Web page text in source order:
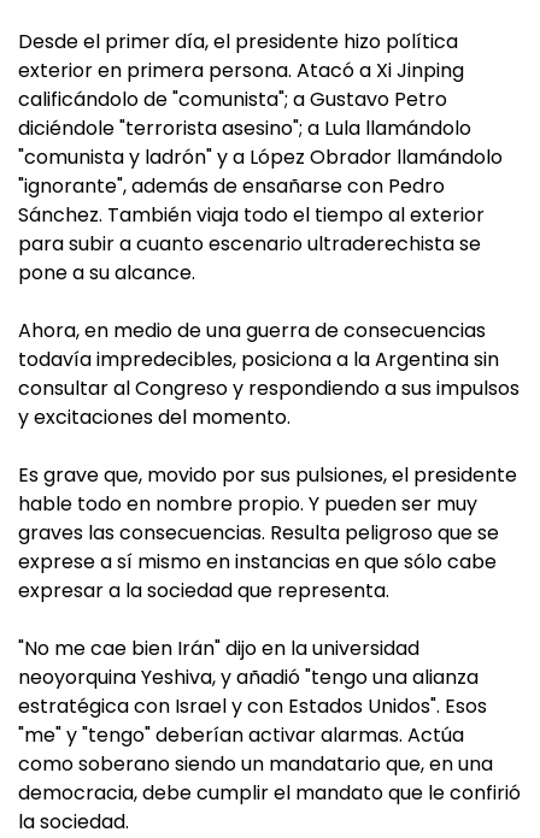
Desde el primer día, el presidente hizo política
exterior en primera persona. Atacó a Xi Jinping
calificándolo de "comunista"; a Gustavo Petro
diciéndole "terrorista asesino"; a Lula llamándolo
"comunista y ladrón" y a López Obrador llamándolo
"ignorante", además de ensañarse con Pedro
Sánchez. También viaja todo el tiempo al exterior
para subir a cuanto escenario ultraderechista se
pone a su alcance.
Ahora, en medio de una guerra de consecuencias
todavía impredecibles, posiciona a la Argentina sin
consultar al Congreso y respondiendo a sus impulsos
y excitaciones del momento.
Es grave que, movido por sus pulsiones, el presidente
hable todo en nombre propio. Y pueden ser muy
graves las consecuencias. Resulta peligroso que se
exprese a sí mismo en instancias en que sólo cabe
expresar a la sociedad que representa.
"No me cae bien Irán" dijo en la universidad
neoyorquina Yeshiva, y añadió "tengo una alianza
estratégica con Israel y con Estados Unidos". Esos
"me" y "tengo" deberían activar alarmas. Actúa
como soberano siendo un mandatario que, en una
democracia, debe cumplir el mandato que le confirió
la sociedad.